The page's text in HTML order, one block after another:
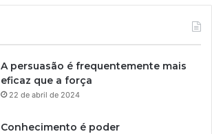
A persuasão é frequentemente mais
eficaz que a força
22 de abril de 2024
Conhecimento é poder